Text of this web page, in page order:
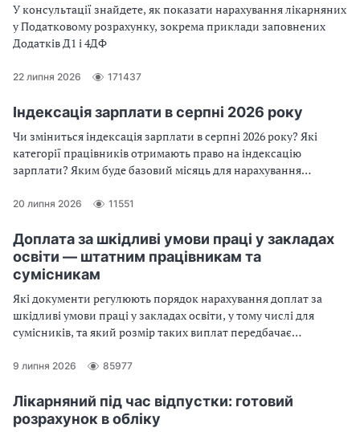
У консультації знайдете, як показати нарахування лікарняних
у Податковому розрахунку, зокрема приклади заповнених
Додатків Д1 і 4ДФ
22 липня 2026 171437
Індексація зарплати в серпні 2026 року
Чи зміниться індексація зарплати в серпні 2026 року? Які
категорії працівників отримають право на індексацію
зарплати? Яким буде базовий місяць для нарахування
20 липня 2026 11551
Доплата за шкідливі умови праці у закладах
освіти — штатним працівникам та
сумісникам
Які документи регулюють порядок нарахування доплат за
шкідливі умови праці у закладах освіти, у тому числі для
сумісників, та який розмір таких виплат передбачає
9 липня 2026 85977
Лікарняний під час відпустки: готовий
розрахунок в обліку